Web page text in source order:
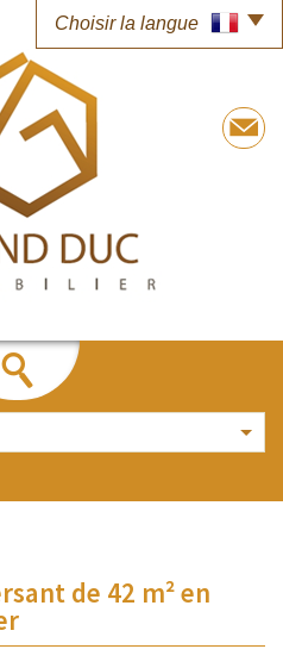
Choisir la langue
de 42 m² en